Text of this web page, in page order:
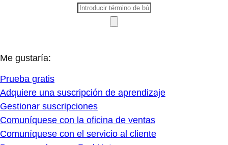
Me gustaría:
Prueba gratis
Adquiere una suscripción de aprendizaje
Gestionar suscripciones
Comuníquese con la oficina de ventas
Comuníquese con el servicio al cliente